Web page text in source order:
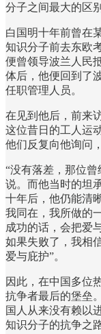
分子之间最大的区别
白国明十年前曾在
知识分子前去东欧
便曾领导波兰人民
体后，他便回到了
任职管理人员。
在见到他后，前来
这位昔日的工人运
他们反复向他询问
“没有落差，那位
说。而他当时的坦
十年后，他仍能清
我同在，我所做的
成功的话，会把爱
如果失败了，我相
爱与庇护”。
因此，在中国多位
抗争者最后的堡垒
国人从来没有赖以
知识分子的抗争之